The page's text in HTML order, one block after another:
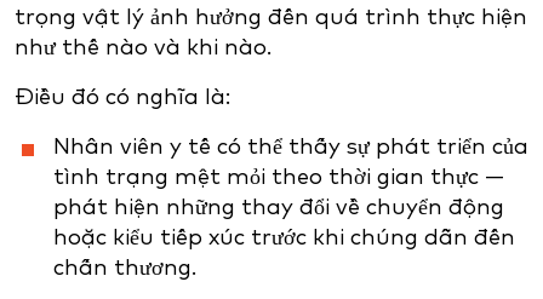
trọng vật lý ảnh hưởng đến quá trình thực hiện
như thế nào và khi nào.
Điều đó có nghĩa là:
Nhân viên y tế có thể thấy sự phát triển của
tình trạng mệt mỏi theo thời gian thực —
phát hiện những thay đổi về chuyển động
hoặc kiểu tiếp xúc trước khi chúng dẫn đến
chấn thương.